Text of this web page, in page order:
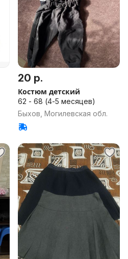
20 р.
Костюм детский
62 - 68 (4-5 месяцев)
Быхов, Могилевская обл.